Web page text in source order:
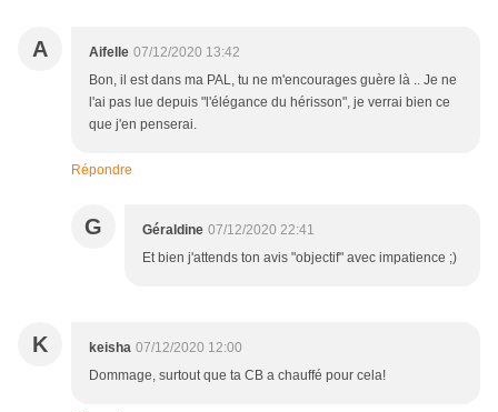
A Aifelle 07/12/2020 13:42
Bon, il est dans ma PAL, tu ne m'encourages guère là .. Je ne
l'ai pas lue depuis "l'élégance du hérisson", je verrai bien ce
que j'en penserai.
Répondre
G Géraldine 07/12/2020 22:41
Et bien j'attends ton avis "objectif" avec impatience ;)
K keisha 07/12/2020 12:00
Dommage, surtout que ta CB a chauffé pour cela!